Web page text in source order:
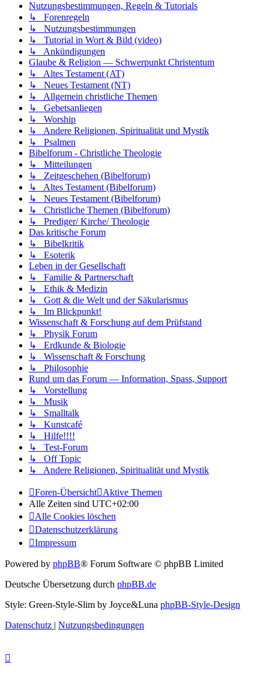
Nutzungsbestimmungen, Regeln & Tutorials
↳ Forenregeln
↳ Nutzungsbestimmungen
↳ Tutorial in Wort & Bild (video)
↳ Ankündigungen
Glaube & Religion — Schwerpunkt Christentum
↳ Altes Testament (AT)
↳ Neues Testament (NT)
↳ Allgemein christliche Themen
↳ Gebetsanliegen
↳ Worship
↳ Andere Religionen, Spiritualität und Mystik
↳ Psalmen
Bibelforum - Christliche Theologie
↳ Mitteilungen
↳ Zeitgeschehen (Bibelforum)
↳ Altes Testament (Bibelforum)
↳ Neues Testament (Bibelforum)
↳ Christliche Themen (Bibelforum)
↳ Prediger/ Kirche/ Theologie
Das kritische Forum
↳ Bibelkritik
↳ Esoterik
Leben in der Gesellschaft
↳ Familie & Partnerschaft
↳ Ethik & Medizin
↳ Gott & die Welt und der Säkularismus
↳ Im Blickpunkt!
Wissenschaft & Forschung auf dem Prüfstand
↳ Physik Forum
↳ Erdkunde & Biologie
↳ Wissenschaft & Forschung
↳ Philosophie
Rund um das Forum — Information, Spass, Support
↳ Vorstellung
↳ Musik
↳ Smalltalk
↳ Kunstcafé
↳ Hilfe!!!!
↳ Test-Forum
↳ Off Topic
↳ Andere Religionen, Spiritualität und Mystik
Foren-Übersicht
Aktive Themen
Alle Zeiten sind UTC+02:00
Alle Cookies löschen
Datenschutzerklärung
Impressum
Powered by phpBB® Forum Software © phpBB Limited
Deutsche Übersetzung durch phpBB.de
Style: Green-Style-Slim by Joyce&Luna phpBB-Style-Design
Datenschutz | Nutzungsbedingungen